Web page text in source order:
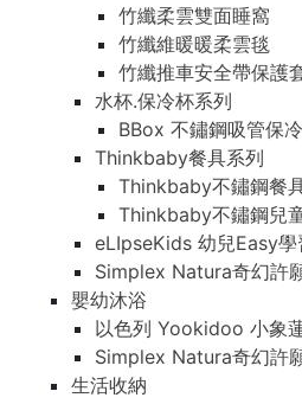
竹纖柔雲雙面睡窩
竹纖維暖暖柔雲毯
竹纖推車安全帶保護
水杯.保冷杯系列
BBox 不鏽鋼吸管保
Thinkbaby餐具系列
Thinkbaby不鏽鋼餐
Thinkbaby不鏽鋼兒
eLIpseKids 幼兒Easy學
Simplex Natura奇幻許
嬰幼沐浴
以色列 Yookidoo 小象
Simplex Natura奇幻許
生活收納